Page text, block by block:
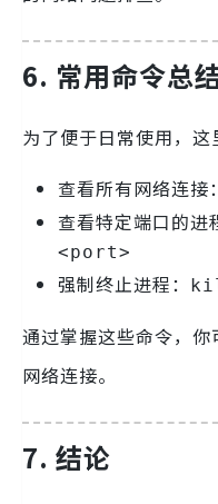
6. 常用命令总
为了便于日常使用，这
查看所有网络连接：
查看特定端口的进
<port>
强制终止进程：
通过掌握这些命令，
网络连接。
7. 结论